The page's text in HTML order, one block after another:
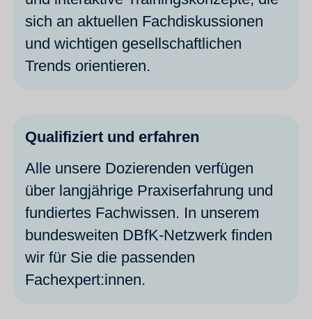
sich an aktuellen Fachdiskussionen
und wichtigen gesellschaftlichen
Trends orientieren.
Qualifiziert und erfahren
Alle unsere Dozierenden verfügen
über langjährige Praxiserfahrung und
fundiertes Fachwissen. In unserem
bundesweiten DBfK-Netzwerk finden
wir für Sie die passenden
Fachexpert:innen.